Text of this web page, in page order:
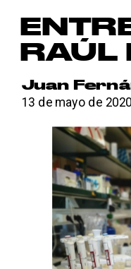
RAÚL
Juan
13 de mayo de 2020